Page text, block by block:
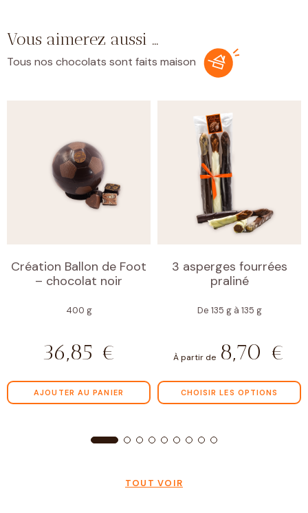
Vous aimerez aussi …
Tous nos chocolats sont faits maison
Création Ballon de Foot
– chocolat noir
400 g
36,85 €
AJOUTER AU PANIER
3 asperges fourrées
praliné
De 135 g à 135 g
À partir de 8,70 €
CHOISIR LES OPTIONS
TOUT VOIR